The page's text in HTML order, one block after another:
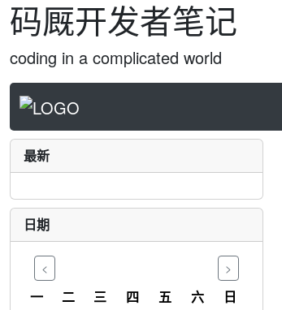
码厩开发者笔记
coding in a complicated world
最新
日期
< >
一 二 三 四 五 六 日